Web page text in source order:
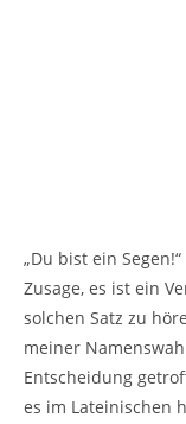
„Du bist ein
Zusage, es ist ein
solchen Satz zu
meiner
Entscheidung
es im Lateinischen